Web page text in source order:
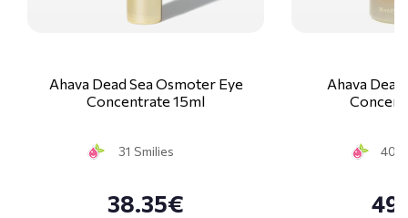
Ahava Dead Sea Osmoter Eye
Concentrate 15ml
31 Smilies
38.35€
Ahava
40